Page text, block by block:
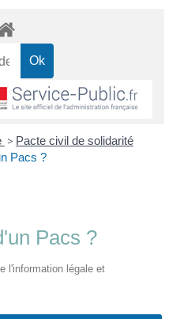
> Pacte civil de solidarité
Pacs ?
Pacs ?
l'information légale et